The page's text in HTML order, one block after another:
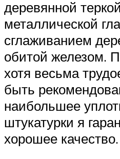
деревянной
металлической
сглаживанием
обитой железом.
хотя весьма
быть
наибольшее
штукатурки я
хорошее качество.